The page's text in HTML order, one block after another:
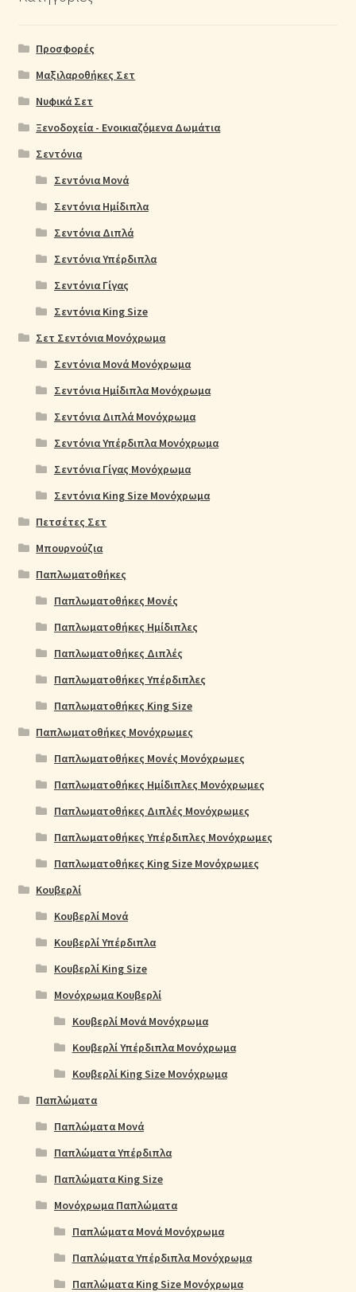
Προσφορές
Μαξιλαροθήκες Σετ
Νυφικά Σετ
Ξενοδοχεία - Ενοικιαζόμενα Δωμάτια
Σεντόνια
Σεντόνια Μονά
Σεντόνια Ημίδιπλα
Σεντόνια Διπλά
Σεντόνια Υπέρδιπλα
Σεντόνια Γίγας
Σεντόνια King Size
Σετ Σεντόνια Μονόχρωμα
Σεντόνια Μονά Μονόχρωμα
Σεντόνια Ημίδιπλα Μονόχρωμα
Σεντόνια Διπλά Μονόχρωμα
Σεντόνια Υπέρδιπλα Μονόχρωμα
Σεντόνια Γίγας Μονόχρωμα
Σεντόνια King Size Μονόχρωμα
Πετσέτες Σετ
Μπουρνούζια
Παπλωματοθήκες
Παπλωματοθήκες Μονές
Παπλωματοθήκες Ημίδιπλες
Παπλωματοθήκες Διπλές
Παπλωματοθήκες Υπέρδιπλες
Παπλωματοθήκες King Size
Παπλωματοθήκες Μονόχρωμες
Παπλωματοθήκες Μονές Μονόχρωμες
Παπλωματοθήκες Ημίδιπλες Μονόχρωμες
Παπλωματοθήκες Διπλές Μονόχρωμες
Παπλωματοθήκες Υπέρδιπλες Μονόχρωμες
Παπλωματοθήκες King Size Μονόχρωμες
Κουβερλί
Κουβερλί Μονά
Κουβερλί Υπέρδιπλα
Κουβερλί King Size
Μονόχρωμα Κουβερλί
Κουβερλί Μονά Μονόχρωμα
Κουβερλί Υπέρδιπλα Μονόχρωμα
Κουβερλί King Size Μονόχρωμα
Παπλώματα
Παπλώματα Μονά
Παπλώματα Υπέρδιπλα
Παπλώματα King Size
Μονόχρωμα Παπλώματα
Παπλώματα Μονά Μονόχρωμα
Παπλώματα Υπέρδιπλα Μονόχρωμα
Παπλώματα King Size Μονόχρωμα